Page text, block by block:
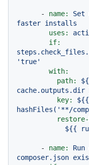
- name: Set
faster installs
uses:
if:
'true'
with:
path:
cache.outputs.dir
key:
${{
hashFiles('**/
- name: Run
composer.json